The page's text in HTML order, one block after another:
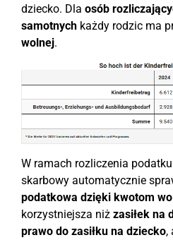
dziecko. Dla osób
samotnych każdy rodzic ma
wolnej.
W ramach rozliczenia
skarbowy automatycznie
podatkowa dzięki kwotom
korzystniejsza niż zasiłek na
prawo do zasiłku na dziecko,